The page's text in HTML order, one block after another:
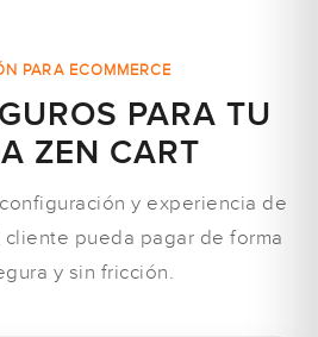
PARA ECOMMERCE
PARA TU
ZEN CART
y experiencia de
pueda pagar de forma
y sin fricción.